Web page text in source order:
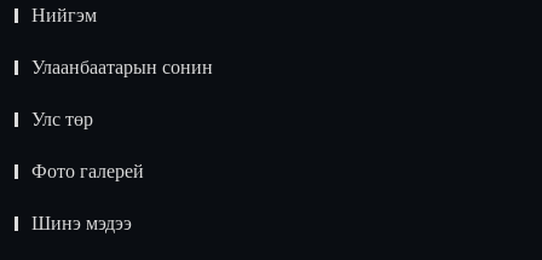
Нийгэм
Улаанбаатарын сонин
Улс төр
Фото галерей
Шинэ мэдээ